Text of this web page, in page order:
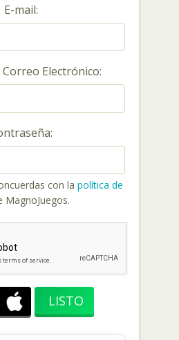
E-mail:
Electrónico:
con la política de
MagnoJuegos.